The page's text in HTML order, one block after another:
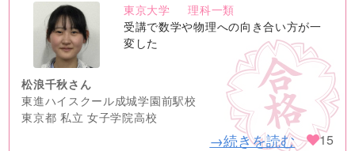
no
image
東京大学
理科一類
受講で数学や物理への向き合い方が一
変した
松浪千秋さん
東進ハイスクール成城学園前駅校
東京都 私立 女子学院高校
→続きを読む 15